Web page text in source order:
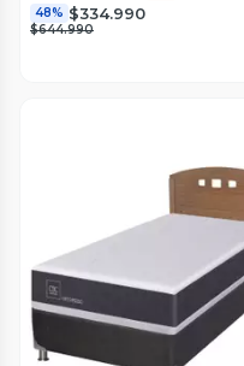
48% $334.990
$644.990